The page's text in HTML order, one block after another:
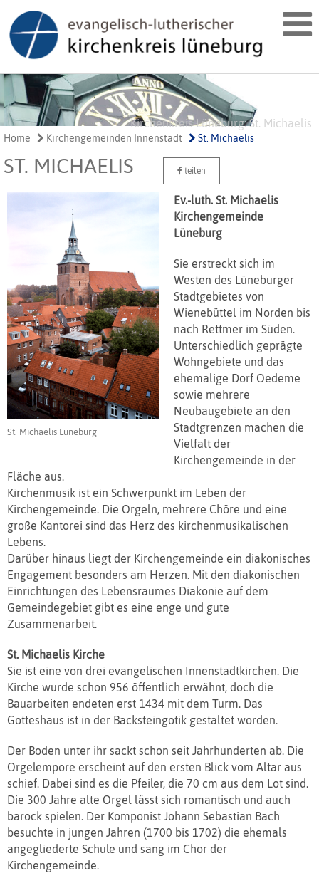
Kirchenkreis Lüneburg: St. Michaelis
St. Michaelis Lüneburg
St. Michaelis Lüneburg
Home Kirchengemeinden Innenstadt St. Michaelis
ST. MICHAELIS teilen
St. Michaelis Lüneburg
Ev.-luth. St. Michaelis
Kirchengemeinde
Lüneburg
Sie erstreckt sich im
Westen des Lüneburger
Stadtgebietes von
Wienebüttel im Norden bis
nach Rettmer im Süden.
Unterschiedlich geprägte
Wohngebiete und das
ehemalige Dorf Oedeme
sowie mehrere
Neubaugebiete an den
Stadtgrenzen machen die
Vielfalt der
Kirchengemeinde in der
Fläche aus.
Kirchenmusik ist ein Schwerpunkt im Leben der
Kirchengemeinde. Die Orgeln, mehrere Chöre und eine
große Kantorei sind das Herz des kirchenmusikalischen
Lebens.
Darüber hinaus liegt der Kirchengemeinde ein diakonisches
Engagement besonders am Herzen. Mit den diakonischen
Einrichtungen des Lebensraumes Diakonie auf dem
Gemeindegebiet gibt es eine enge und gute
Zusammenarbeit.
St. Michaelis Kirche
Sie ist eine von drei evangelischen Innenstadtkirchen. Die
Kirche wurde schon 956 öffentlich erwähnt, doch die
Bauarbeiten endeten erst 1434 mit dem Turm. Das
Gotteshaus ist in der Backsteingotik gestaltet worden.
Der Boden unter ihr sackt schon seit Jahrhunderten ab. Die
Orgelempore erscheint auf den ersten Blick vom Altar aus
schief. Dabei sind es die Pfeiler, die 70 cm aus dem Lot sind.
Die 300 Jahre alte Orgel lässt sich romantisch und auch
barock spielen. Der Komponist Johann Sebastian Bach
besuchte in jungen Jahren (1700 bis 1702) die ehemals
angegliederte Schule und sang im Chor der
Kirchengemeinde.